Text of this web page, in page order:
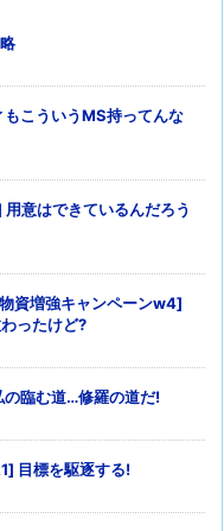
こういうMS持ってんな
意はできているんだろう
資増強キャンペーンw4]
ったけど?
臨む道…修羅の道だ!
目標を駆逐する!